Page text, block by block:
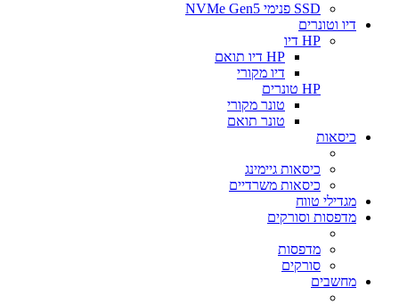
SSD פנימי NVMe Gen5
דיו וטונרים
HP דיו
HP דיו תואם
דיו מקורי
HP טונרים
טונר מקורי
טונר תואם
כיסאות
כיסאות גיימינג
כיסאות משרדיים
מגדילי טווח
מדפסות וסורקים
מדפסות
סורקים
מחשבים